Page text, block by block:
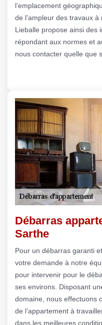
l’emplacement
de l’ampleur des travaux
Lieballe propose ainsi des
répondant aux normes et
nous contacter quelle que
Débarras
Sarthe
Pour un débarras garanti
votre demande à notre
pour intervenir pour le
ses environs. Disposant
domaine, nous effectuons
de l’appartement à
dans les meilleures